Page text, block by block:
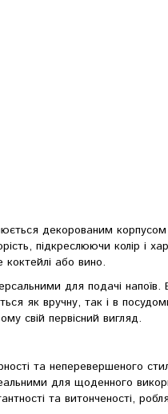
декорованим
підкреслюючи колір і
або вино.
для подачі напоїв.
як вручну, так і в
свій первісний вигляд.
та неперевершеного
для щоденного
та витонченості,